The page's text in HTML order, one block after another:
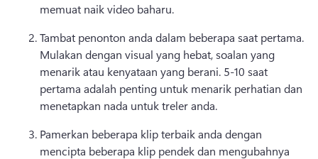
memuat naik video baharu.
Mulakan dengan visual yang hebat, soalan yang
menarik atau kenyataan yang berani. 5-10 saat
pertama adalah penting untuk menarik perhatian dan
menetapkan nada untuk treler anda.
Pamerkan beberapa klip terbaik anda dengan
mencipta beberapa klip pendek dan mengubahnya